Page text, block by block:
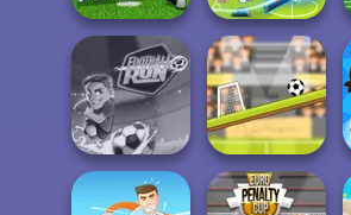
3D Penalty
Football
Legends 2021